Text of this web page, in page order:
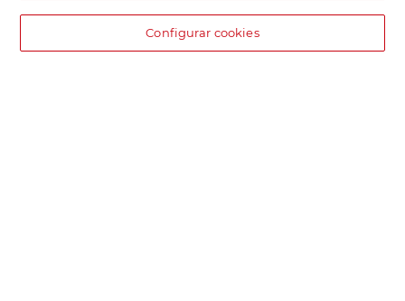
Configurar cookies